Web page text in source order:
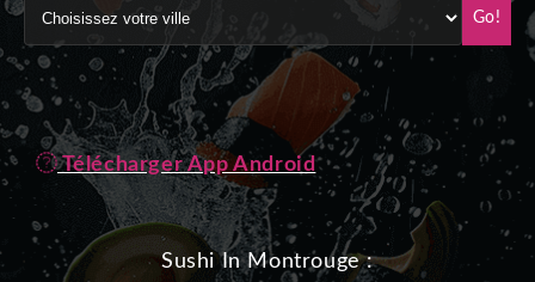
Go!
Télécharger App Android
Sushi In Montrouge :